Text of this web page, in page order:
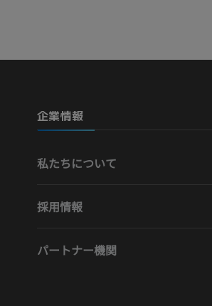
企業情報
私たちについて
採用情報
パートナー機関